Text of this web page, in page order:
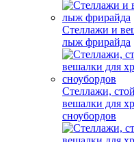
Стеллажи и
лыж фрирайда
Стеллажи,
вешалки для
сноубордов